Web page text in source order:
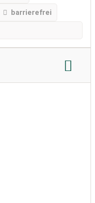
barrierefrei